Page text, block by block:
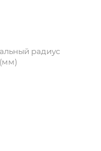
радиус